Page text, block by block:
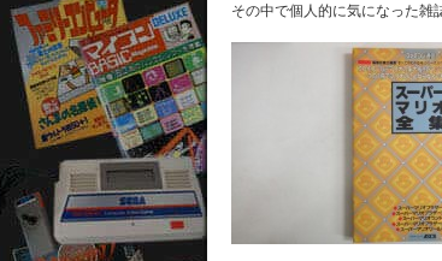
その中で個人的に気になった雑